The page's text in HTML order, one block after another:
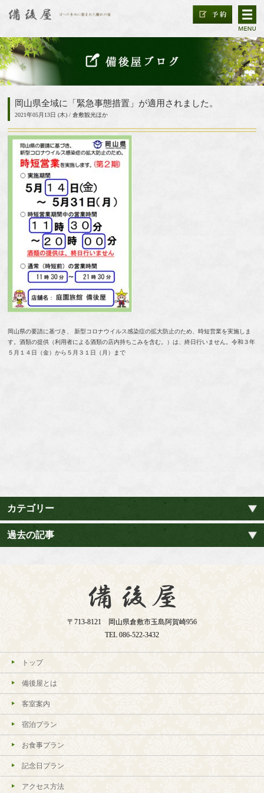
岡山県全域に「緊急事態措置」が適用されました。
2021年05月13日 (木) / 倉敷観光ほか
岡山県の要請に基づき、 新型コロナウイルス感染症の拡大防止のため、時短営業を実施しま
す。酒類の提供（利用者による酒類の店内持ちこみを含む。）は、終日行いません。令和３年
５月１４日（金）から５月３１日（月）まで
カテゴリー
過去の記事
〒713-8121 岡山県倉敷市玉島阿賀崎956
TEL 086-522-3432
トップ
備後屋とは
客室案内
宿泊プラン
お食事プラン
記念日プラン
アクセス方法